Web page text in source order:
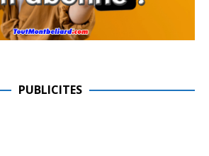
PUBLICITES